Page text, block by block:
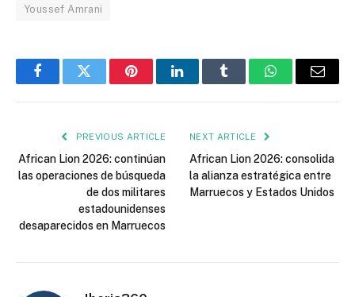
Youssef Amrani
FacebookTwitter PinterestLinkedInTumblr WhatsAppEmail
PREVIOUS ARTICLE
African Lion 2026: continúan
las operaciones de búsqueda
de dos militares
estadounidenses
desaparecidos en Marruecos
NEXT ARTICLE
African Lion 2026: consolida
la alianza estratégica entre
Marruecos y Estados Unidos